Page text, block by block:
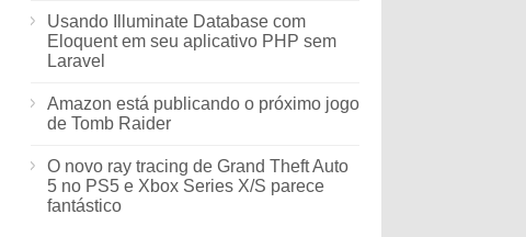
Usando Illuminate Database com
Eloquent em seu aplicativo PHP sem
Laravel
Amazon está publicando o próximo jogo
de Tomb Raider
O novo ray tracing de Grand Theft Auto
5 no PS5 e Xbox Series X/S parece
fantástico